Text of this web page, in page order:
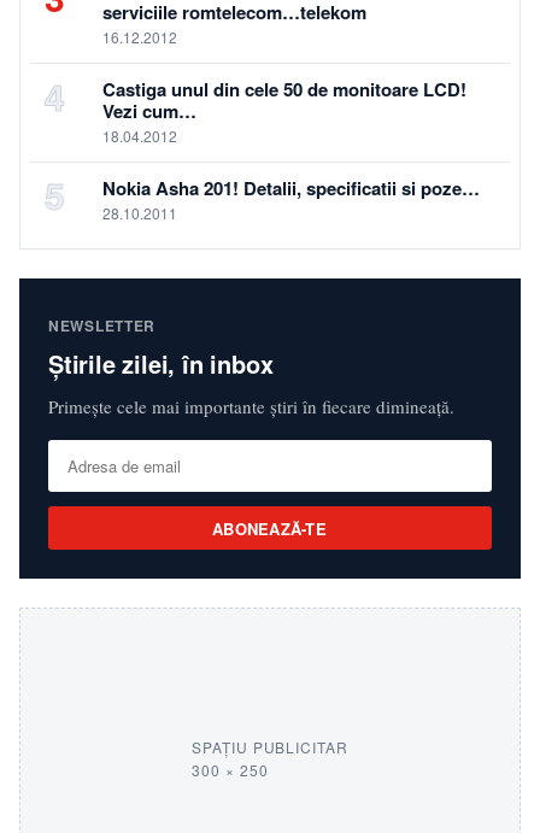
serviciile romtelecom…telekom
16.12.2012
4
Castiga unul din cele 50 de monitoare LCD!
Vezi cum…
18.04.2012
5 Nokia Asha 201! Detalii, specificatii si poze…
28.10.2011
NEWSLETTER
Știrile zilei, în inbox
Primește cele mai importante știri în fiecare dimineață.
ABONEAZĂ-TE
SPAȚIU PUBLICITAR
300 × 250